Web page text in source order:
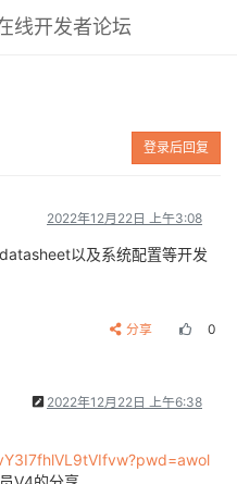
线开发者论坛
登录后回复
2022年12月22日 上午3:08
以及系统配置等开发
分享 0
2022年12月22日 上午6:38